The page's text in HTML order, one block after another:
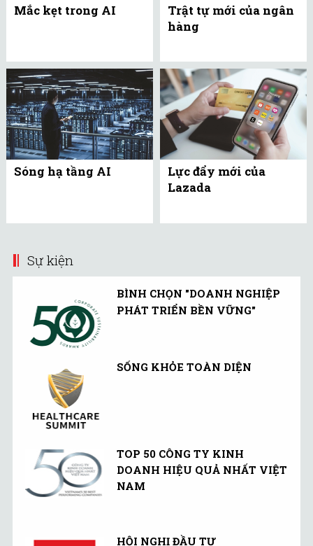
Mắc kẹt trong AI
Trật tự mới của ngân
hàng
Sóng hạ tầng AI
Lực đẩy mới của
Lazada
Sự kiện
BÌNH CHỌN "DOANH NGHIỆP
PHÁT TRIỂN BỀN VỮNG"
SỐNG KHỎE TOÀN DIỆN
TOP 50 CÔNG TY KINH
DOANH HIỆU QUẢ NHẤT VIỆT
NAM
HỘI NGHỊ ĐẦU TƯ